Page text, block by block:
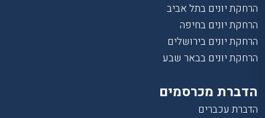
הרחקת יונים בתל אביב
הרחקת יונים בחיפה
הרחקת יונים בירושלים
הרחקת יונים בבאר שבע
הדברת מכרסמים
הדברת עכברים